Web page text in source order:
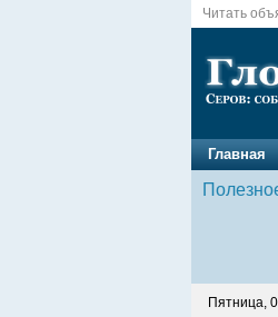
Читать
Главная
Пятница,